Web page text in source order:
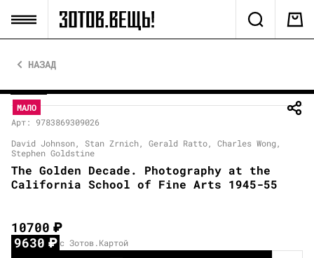
НАЗАД
МАЛО
Арт: 9783869309026
David Johnson, Stan Zrnich, Gerald Ratto, Charles Wong,
Stephen Goldstine
The Golden Decade. Photography at the
California School of Fine Arts 1945-55
10700₽
9630₽ с Зотов.Картой